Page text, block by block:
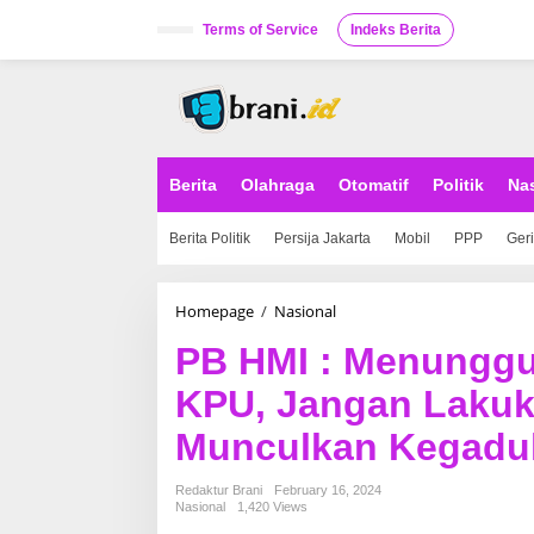
Terms of Service Indeks Berita
Berita Olahraga Otomatif Politik
Berita Politik Persija Jakarta Mobil PPP
Homepage / Nasional
H
M
I
:
M
e
n
PB HMI :
KPU, Jangan
Munculkan
Redaktur Brani
February 16, 2024
Nasional
1,420 Views